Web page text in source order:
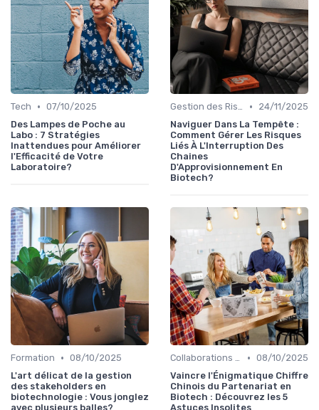
Tech • 07/10/2025
Des Lampes de Poche au
Labo : 7 Stratégies
Inattendues pour Améliorer
l'Efficacité de Votre
Laboratoire?
Gestion des Risques •
24/11/2025
Naviguer Dans La Tempête :
Comment Gérer Les Risques
Liés À L'Interruption Des
Chaines
D'Approvisionnement En
Biotech?
Formation • 08/10/2025
L'art délicat de la gestion
des stakeholders en
biotechnologie : Vous jonglez
avec plusieurs balles?
Collaborations & Partenariats • 08/10/2025
Vaincre l'Énigmatique Chiffre
Chinois du Partenariat en
Biotech : Découvrez les 5
Astuces Insolites